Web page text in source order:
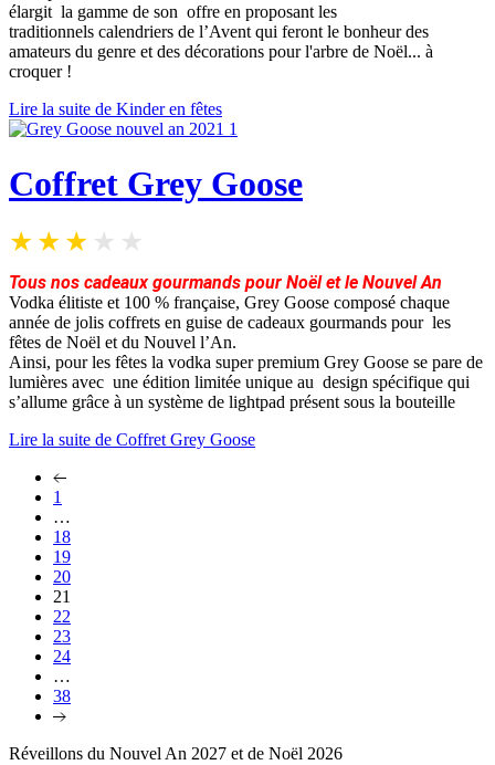
élargit la gamme de son offre en proposant les
traditionnels calendriers de l’Avent qui feront le bonheur des
amateurs du genre et des décorations pour l'arbre de Noël... à
croquer !
Lire la suite de Kinder en fêtes
Coffret Grey Goose
Tous nos cadeaux gourmands pour Noël et le Nouvel An
Vodka élitiste et 100 % française, Grey Goose composé chaque
année de jolis coffrets en guise de cadeaux gourmands pour les
fêtes de Noël et du Nouvel l’An.
Ainsi, pour les fêtes la vodka super premium Grey Goose se pare de
lumières avec une édition limitée unique au design spécifique qui
s’allume grâce à un système de lightpad présent sous la bouteille
Lire la suite de Coffret Grey Goose
1
…
18
19
20
21
22
23
24
…
38
Réveillons du Nouvel An 2027 et de Noël 2026